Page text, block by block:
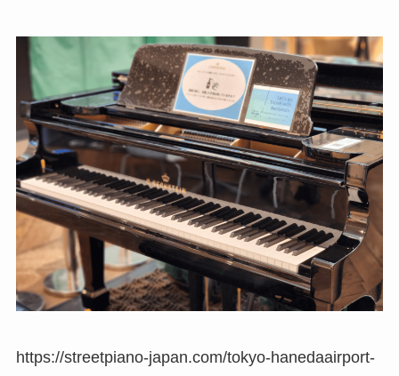
https://streetpiano-japan.com/tokyo-hanedaairport-